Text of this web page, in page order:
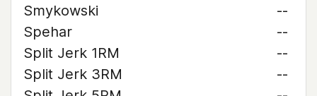
Smykowski
--
Spehar
--
Split Jerk 1RM
--
Split Jerk 3RM
--